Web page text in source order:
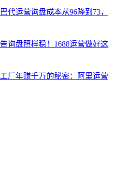
代运营询盘成本从96降到73，
询盘照样稳！1688运营做好这
厂年赚千万的秘密：阿里运营